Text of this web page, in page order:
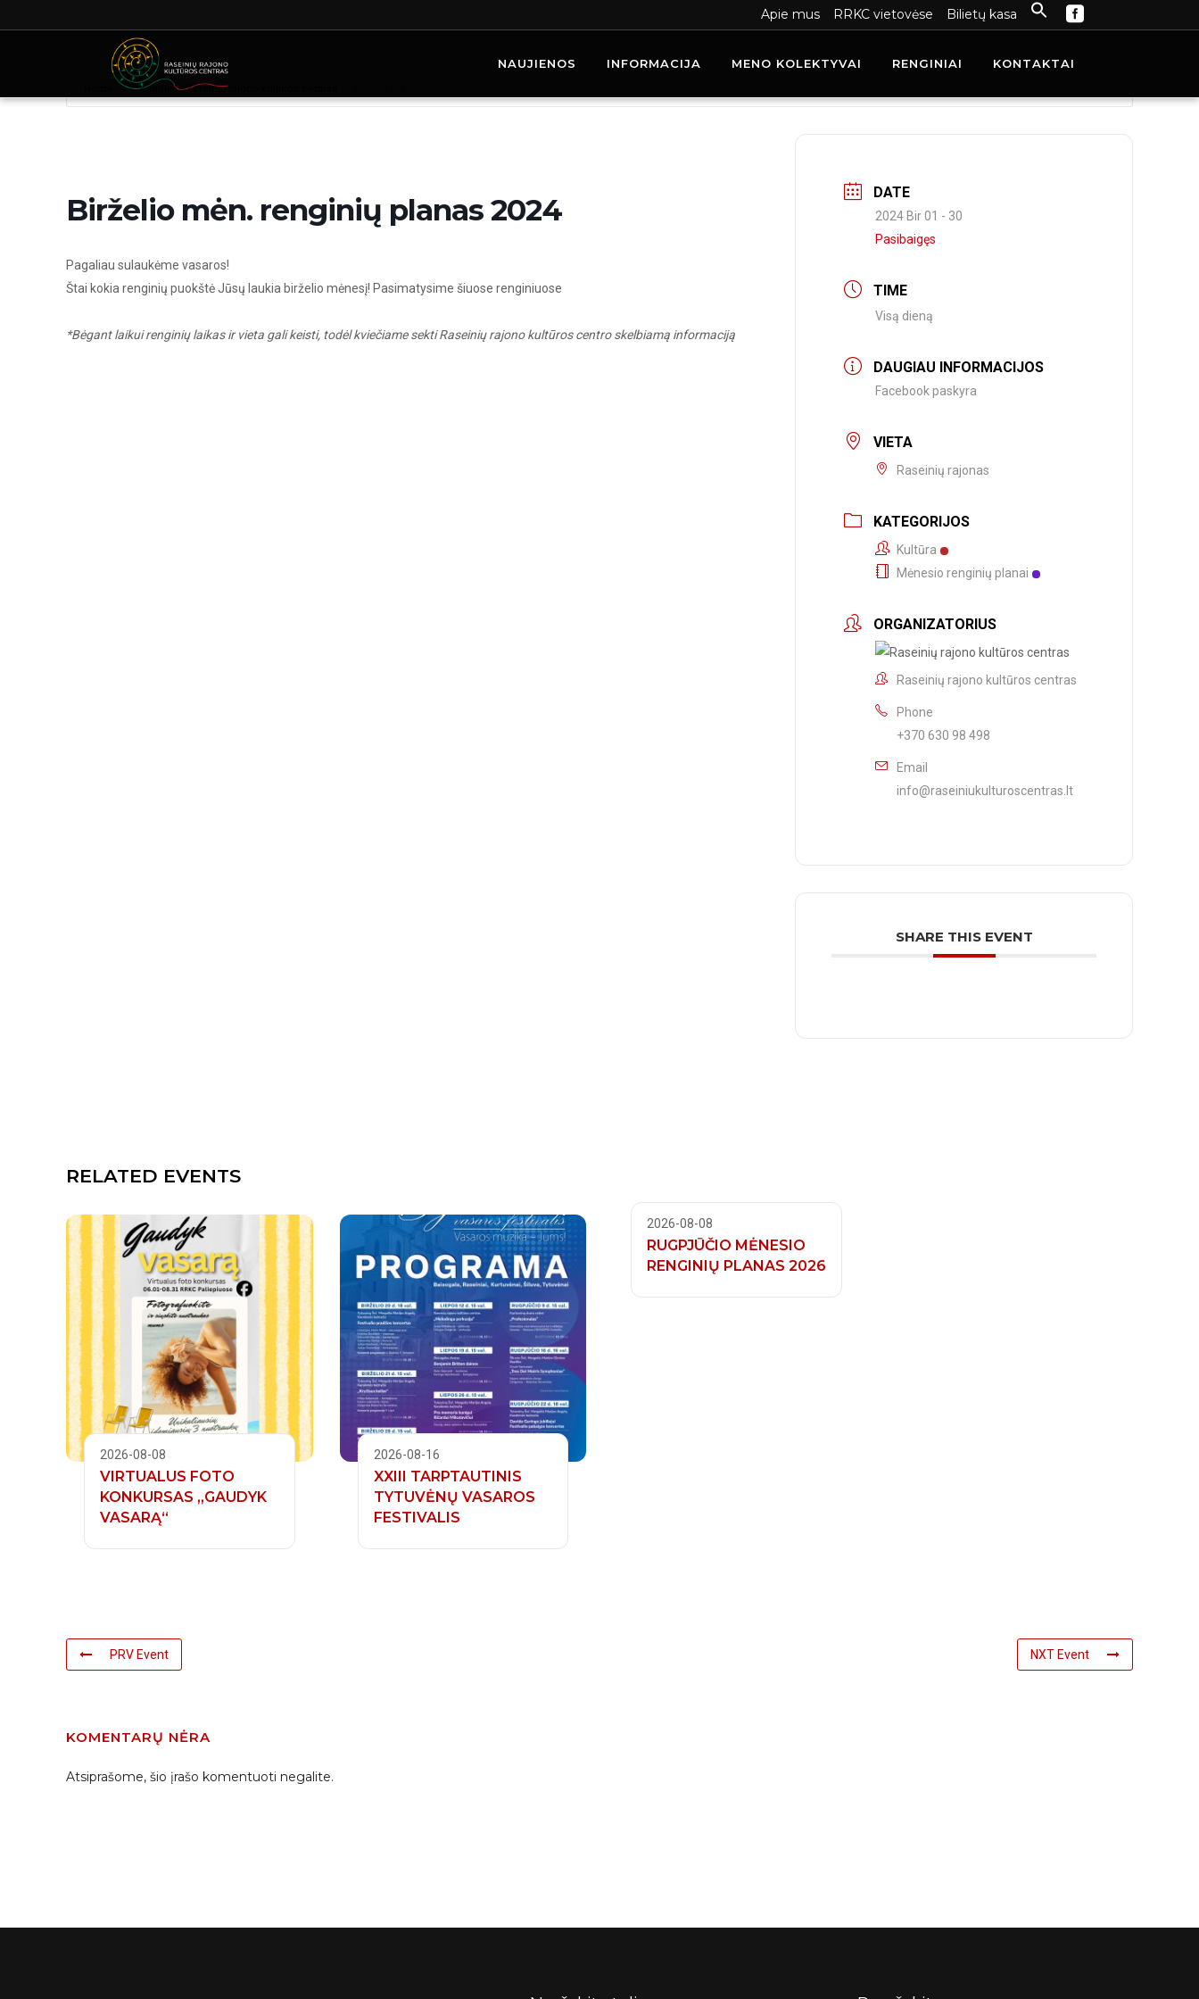
Apie mus RRKC vietovėse Bilietų kasa
NAUJIENOS INFORMACIJA MENO KOLEKTYVAI RENGINIAI KONTAKTAI
Renginiai - Raseinių rajono kultūros centras
Birželio mėn. renginių planas 2024
Pagaliau sulaukėme vasaros!
Štai kokia renginių puokštė Jūsų laukia birželio mėnesį! Pasimatysime šiuose renginiuose
*Bėgant laikui renginių laikas ir vieta gali keisti, todėl kviečiame sekti Raseinių rajono kultūros centro skelbiamą informaciją
DATE
2024 Bir 01 - 30
Pasibaigęs
TIME
Visą dieną
DAUGIAU INFORMACIJOS
Facebook paskyra
VIETA
Raseinių rajonas
KATEGORIJOS
Kultūra
Mėnesio renginių planai
ORGANIZATORIUS
Raseinių rajono kultūros centras
Phone
+370 630 98 498
Email
info@raseiniukulturoscentras.lt
SHARE THIS EVENT
RELATED EVENTS
2026-08-08
VIRTUALUS FOTO
KONKURSAS „GAUDYK
VASARĄ“
2026-08-16
XXIII TARPTAUTINIS
TYTUVĖNŲ VASAROS
FESTIVALIS
2026-08-08
RUGPJŪČIO MĖNESIO
RENGINIŲ PLANAS 2026
PRV Event NXT Event
KOMENTARŲ NĖRA
Atsiprašome, šio įrašo komentuoti negalite.